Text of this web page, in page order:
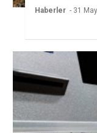
Haberler - 31